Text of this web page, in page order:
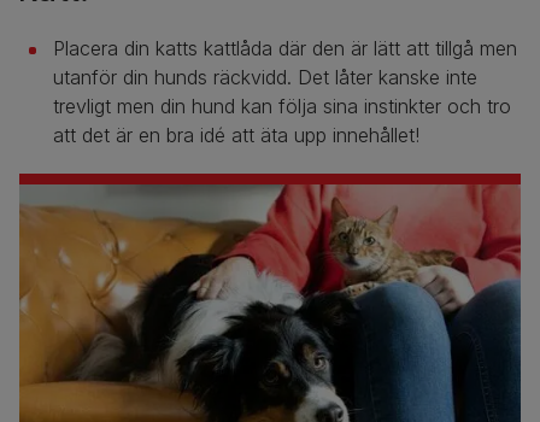
Placera din katts kattlåda där den är lätt att tillgå men
utanför din hunds räckvidd. Det låter kanske inte
trevligt men din hund kan följa sina instinkter och tro
att det är en bra idé att äta upp innehållet!